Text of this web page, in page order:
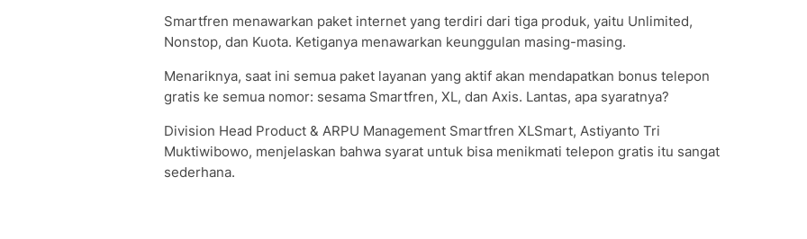
Smartfren menawarkan paket internet yang terdiri dari tiga produk, yaitu Unlimited,
Nonstop, dan Kuota. Ketiganya menawarkan keunggulan masing-masing.
Menariknya, saat ini semua paket layanan yang aktif akan mendapatkan bonus telepon
gratis ke semua nomor: sesama Smartfren, XL, dan Axis. Lantas, apa syaratnya?
Division Head Product & ARPU Management Smartfren XLSmart, Astiyanto Tri
Muktiwibowo, menjelaskan bahwa syarat untuk bisa menikmati telepon gratis itu sangat
sederhana.